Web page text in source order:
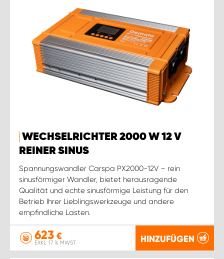
WECHSELRICHTER 2000 W 12 V
REINER SINUS
Spannungswandler Carspa PX2000-12V – rein
sinusförmiger Wandler, bietet herausragende
Qualität und echte sinusförmige Leistung für den
Betrieb Ihrer Lieblingswerkzeuge und andere
empfindliche Lasten.
623 €
EXKL. 17 % MWST. HINZUFÜGEN